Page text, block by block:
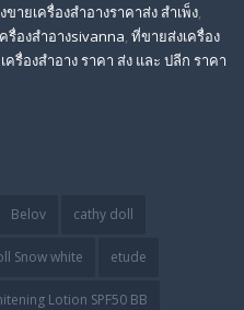
ขายเครื่องสําอางราคาส่ง สําเพ็ง,
รื่องสําอางsivanna, ที่ขายส่งเครื่อง
เครื่องสำอาง ราคา ส่ง และ ปลีก ราคา
Belov cathy doll
Snow white etude
Lotion SPF50 BB